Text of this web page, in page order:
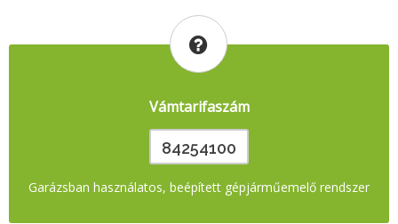
Vámtarifaszám
84254100
Garázsban használatos, beépített gépjárműemelő rendszer